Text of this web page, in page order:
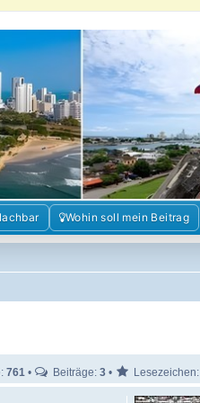
Wohin soll mein Beitrag
761 • Beiträge: 3 • Lesezeichen: